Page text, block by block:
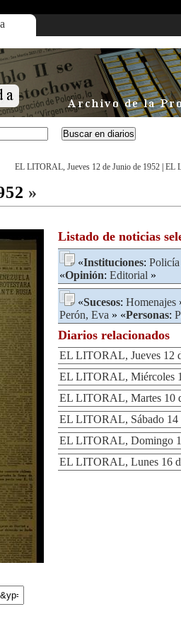
EL LITORAL, Jueves 12 de Junio de 1952 EL
»
Listado de noticias
«Instituciones: Policía
«Opinión: Editorial »
«Sucesos: Homenajes
Perón, Eva » «Personas:
Diarios relacionados
EL LITORAL, Jueves 12
EL LITORAL, Miércoles
EL LITORAL, Martes 10
EL LITORAL, Sábado 14
EL LITORAL, Domingo
EL LITORAL, Lunes 16